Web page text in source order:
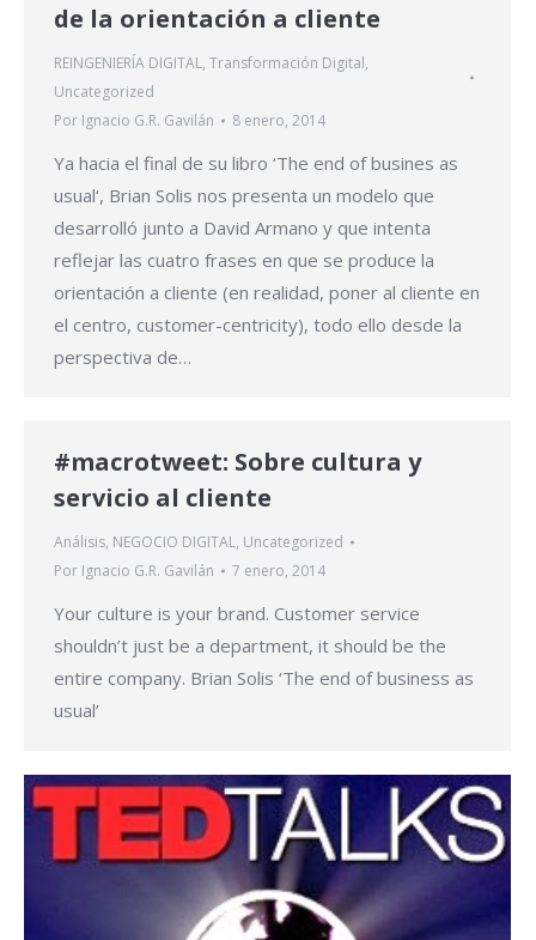
de la orientación a cliente
REINGENIERÍA DIGITAL, Transformación Digital,
Uncategorized
Por Ignacio G.R. Gavilán 8 enero, 2014
Ya hacia el final de su libro ‘The end of busines as
usual‘, Brian Solis nos presenta un modelo que
desarrolló junto a David Armano y que intenta
reflejar las cuatro frases en que se produce la
orientación a cliente (en realidad, poner al cliente en
el centro, customer-centricity), todo ello desde la
perspectiva de…
#macrotweet: Sobre cultura y
servicio al cliente
Análisis, NEGOCIO DIGITAL, Uncategorized
Por Ignacio G.R. Gavilán 7 enero, 2014
Your culture is your brand. Customer service
shouldn’t just be a department, it should be the
entire company. Brian Solis ‘The end of business as
usual’